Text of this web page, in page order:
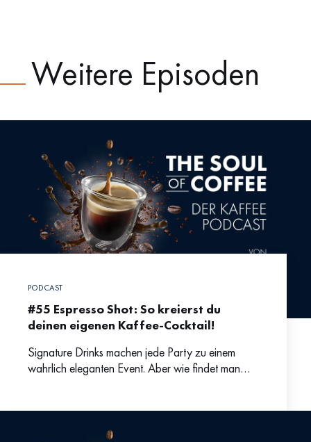
Weitere Episoden
PODCAST
#55 Espresso Shot: So kreierst du
deinen eigenen Kaffee-Cocktail!
Signature Drinks machen jede Party zu einem
wahrlich eleganten Event. Aber wie findet man